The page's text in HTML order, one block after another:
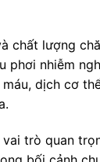
chất lượng
phơi nhiễm
dịch cơ
trò quan